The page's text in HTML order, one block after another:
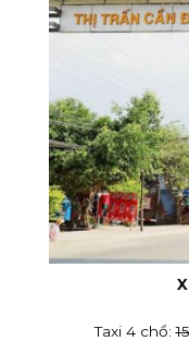
Taxi 4 chổ: